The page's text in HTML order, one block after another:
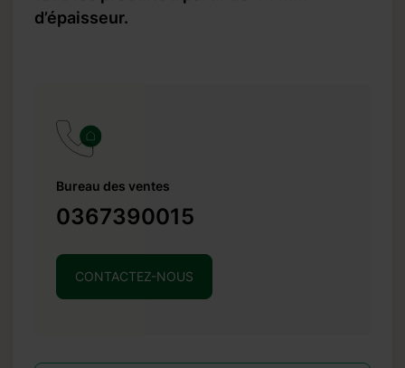
d’épaisseur.
Bureau des ventes
0367390015
CONTACTEZ-NOUS